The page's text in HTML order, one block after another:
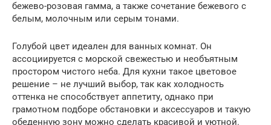
бежево-розовая гамма, а также сочетание бежевого с
белым, молочным или серым тонами.
Голубой цвет идеален для ванных комнат. Он
ассоциируется с морской свежестью и необъятным
простором чистого неба. Для кухни такое цветовое
решение – не лучший выбор, так как холодность
оттенка не способствует аппетиту, однако при
грамотном подборе обстановки и аксессуаров и такую
обеденную зону можно сделать красивой и уютной.